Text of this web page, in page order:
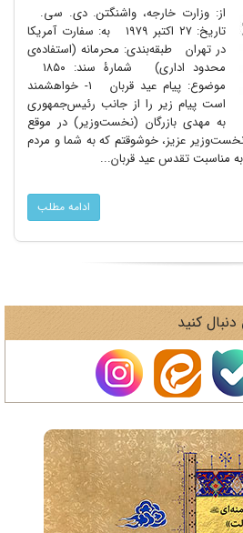
از: وزارت خارجه، واشنگتن. دی. سی.
تاریخ: ۲۷ اکتبر ۱۹۷۹ به: سفارت آمریکا
در تهران طبقه‌بندی: محرمانه (استفاده‌ی
محدود اداری) شمارۀ سند: ۱۸۵۰
موضوع: پیام عید قربان ۱- خواهشمند
است پیام زیر را از جانب رئیس‌جمهوری
به مهدی بازرگان (نخست‌وزیر) در موقع
عزیز، خوشوقتم که به شما و مردم
مناسبت تقدس عید قربان...
ادامه مطلب
کنید